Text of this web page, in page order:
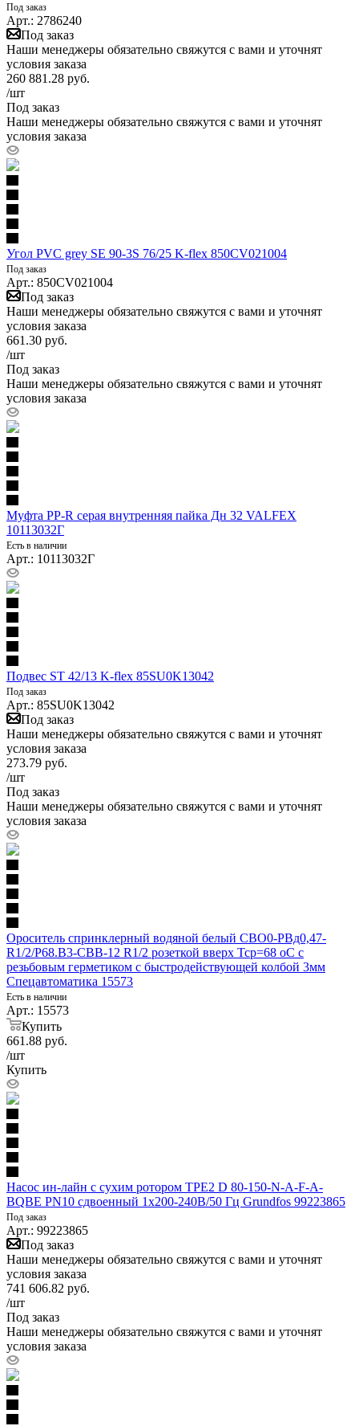
Под заказ
Арт.: 2786240
Под заказ
Наши менеджеры обязательно свяжутся с вами и уточнят
условия заказа
260 881.28 руб.
/шт
Под заказ
Наши менеджеры обязательно свяжутся с вами и уточнят
условия заказа
Угол PVC grey SE 90-3S 76/25 K-flex 850CV021004
Под заказ
Арт.: 850CV021004
Под заказ
Наши менеджеры обязательно свяжутся с вами и уточнят
условия заказа
661.30 руб.
/шт
Под заказ
Наши менеджеры обязательно свяжутся с вами и уточнят
условия заказа
Муфта PP-R серая внутренняя пайка Дн 32 VALFEX
10113032Г
Есть в наличии
Арт.: 10113032Г
Подвес ST 42/13 K-flex 85SU0K13042
Под заказ
Арт.: 85SU0K13042
Под заказ
Наши менеджеры обязательно свяжутся с вами и уточнят
условия заказа
273.79 руб.
/шт
Под заказ
Наши менеджеры обязательно свяжутся с вами и уточнят
условия заказа
Ороситель спринклерный водяной белый СВО0-РВд0,47-
R1/2/Р68.В3-СВВ-12 R1/2 розеткой вверх Тср=68 оС с
резьбовым герметиком с быстродействующей колбой 3мм
Спецавтоматика 15573
Есть в наличии
Арт.: 15573
Купить
661.88 руб.
/шт
Купить
Насос ин-лайн с сухим ротором TPE2 D 80-150-N-A-F-A-
BQBE PN10 сдвоенный 1х200-240В/50 Гц Grundfos 99223865
Под заказ
Арт.: 99223865
Под заказ
Наши менеджеры обязательно свяжутся с вами и уточнят
условия заказа
741 606.82 руб.
/шт
Под заказ
Наши менеджеры обязательно свяжутся с вами и уточнят
условия заказа